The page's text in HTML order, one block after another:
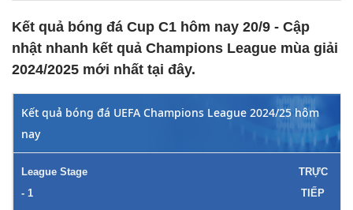
Kết quả bóng đá Cup C1 hôm nay 20/9 - Cập
nhật nhanh kết quả Champions League mùa giải
2024/2025 mới nhất tại đây.
Kết quả bóng đá UEFA Champions League 2024/25 hôm
nay
League Stage
- 1
TRỰC
TIẾP